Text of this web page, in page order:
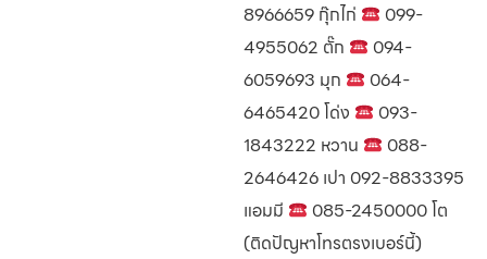
8966659 กุ๊กไก่
099-
4955062 ตั๊ก
094-
6059693 มุก
064-
6465420 โด่ง
093-
1843222 หวาน
088-
2646426 เปา 092-8833395
แอมมี
085-2450000 โต
(ติดปัญหาโทรตรงเบอร์นี้)